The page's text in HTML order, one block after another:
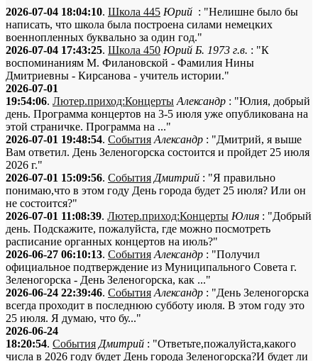
2026-07-04 18:04:10. Школа 445 Юрий : "Нелишне было бы
написать, что школа была построена силами немецких
военнопленных буквально за один год."
2026-07-04 17:43:25. Школа 450 Юрий Б. 1973 г.в. : "К
воспоминаниям М. Филановской - Фамилия Нины
Дмитриевны - Кирсанова - учитель истории."
2026-07-01
19:54:06. Лютер.приход:Концерты Александр : "Юлия, добрый
день. Программа концертов на 3-5 июля уже опубликована на
этой страничке. Программа на ..."
2026-07-01 19:48:54. События Александр : "Дмитрий, я выше
Вам ответил. День Зеленогорска состоится и пройдет 25 июля
2026 г."
2026-07-01 15:09:56. События Дмитрий : "Я правильно
понимаю,что в этом году День города будет 25 июля? Или он
не состоится?"
2026-07-01 11:08:39. Лютер.приход:Концерты Юлия : "Добрый
день. Подскажите, пожалуйста, где можно посмотреть
расписание органных концертов на июль?"
2026-06-27 06:10:13. События Александр : "Получил
официальное подтверждение из Муниципального Совета г.
Зеленогорска - День Зеленогорска, как ..."
2026-06-24 22:39:46. События Александр : "День Зеленогорска
всегда проходит в последнюю субботу июля. В этом году это
25 июля. Я думаю, что бу..."
2026-06-24
18:20:54. События Дмитрий : "Ответьте,пожалуйста,какого
числа в 2026 году будет День города Зеленогорска?И будет ли